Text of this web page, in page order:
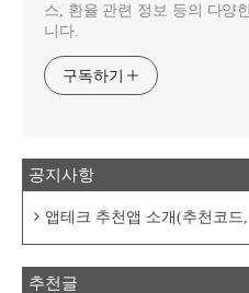
스, 환율 관련 정보 등의 다양
니다.
구독하기
공지사항
앱테크 추천앱 소개(추천코드
추천글